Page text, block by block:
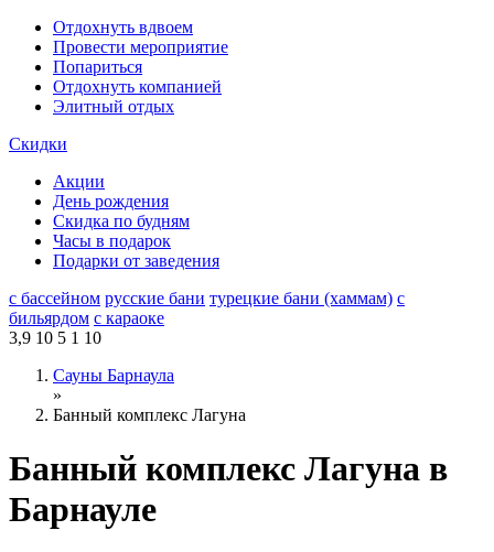
Отдохнуть вдвоем
Провести мероприятие
Попариться
Отдохнуть компанией
Элитный отдых
Скидки
Акции
День рождения
Скидка по будням
Часы в подарок
Подарки от заведения
с бассейном русские бани турецкие бани (хаммам) с
бильярдом с караоке
3,9 10 5 1 10
Сауны Барнаула
»
Банный комплекс Лагуна
Банный комплекс Лагуна в
Барнауле